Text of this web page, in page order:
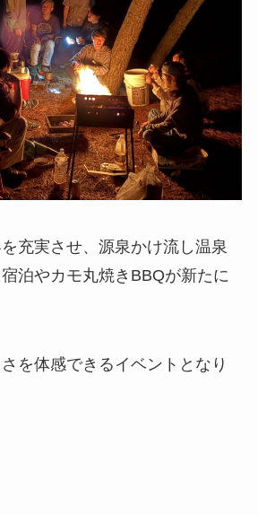
充実させ、源泉かけ流し温泉
泊やカモ丸焼きBBQが新たに
を体感できるイベントとなり